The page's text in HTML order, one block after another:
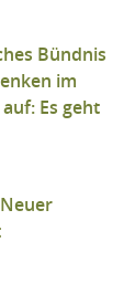
Bündnis
im
Es geht